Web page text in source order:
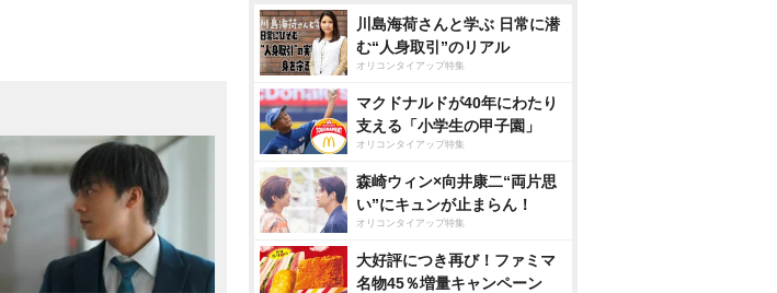
川島海荷さんと学ぶ 日常に潜
む“人身取引”のリアル
オリコンタイアップ特集
マクドナルドが40年にわたり
支える「小学生の甲子園」
オリコンタイアップ特集
森崎ウィン×向井康二“両片思
い”にキュンが止まらん！
オリコンタイアップ特集
大好評につき再び！ファミマ
名物45％増量キャンペーン